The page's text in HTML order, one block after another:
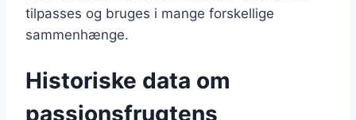
tilpasses og bruges i mange forskellige
sammenhænge.
Historiske data om
passionsfrugtens